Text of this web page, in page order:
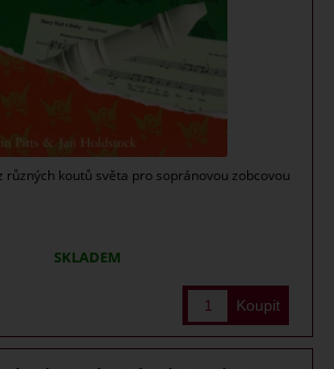
různých koutů světa pro sopránovou zobcovou
SKLADEM